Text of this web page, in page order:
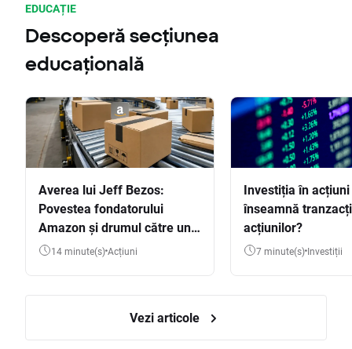
EDUCAȚIE
Descoperă secțiunea
educațională
Averea lui Jeff Bezos:
Povestea fondatorului
Amazon și drumul către una
dintre cele mai mari averi
14 minute(s) Acțiuni
Investiția în
înseamnă
acțiunilor?
7 minute(s) Investiții
Vezi articole